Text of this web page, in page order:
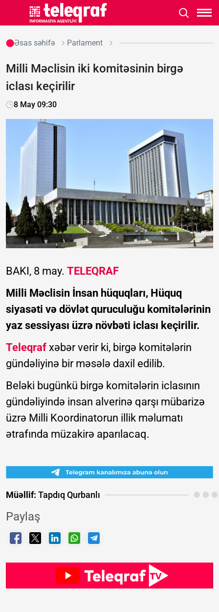
Əsas səhifə Parlament
Milli Məclisin iki komitəsinin birgə
iclası keçirilir
8 May 09:30
BAKI, 8 may. TELEQRAF
Milli Məclisin İnsan hüquqları, Hüquq
siyasəti və dövlət quruculuğu komitələrinin
yaz sessiyası üzrə növbəti iclası keçirilir.
Teleqraf xəbər verir ki, birgə komitələrin
gündəliyinə bir məsələ daxil edilib.
Beləki bugünkü birgə komitələrin iclasının
gündəliyində insan alverinə qarşı mübarizə
üzrə Milli Koordinatorun illik məlumatı
ətrafında müzakirə aparılacaq.
Müəllif: Tapdıq Qurbanlı
Paylaş